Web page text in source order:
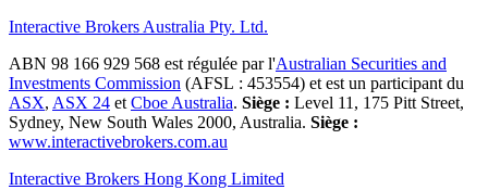
Interactive Brokers Australia Pty. Ltd.
ABN 98 166 929 568 est régulée par l'Australian Securities and
Investments Commission (AFSL : 453554) et est un participant du
ASX, ASX 24 et Cboe Australia. Siège : Level 11, 175 Pitt Street,
Sydney, New South Wales 2000, Australia. Siège :
www.interactivebrokers.com.au
Interactive Brokers Hong Kong Limited